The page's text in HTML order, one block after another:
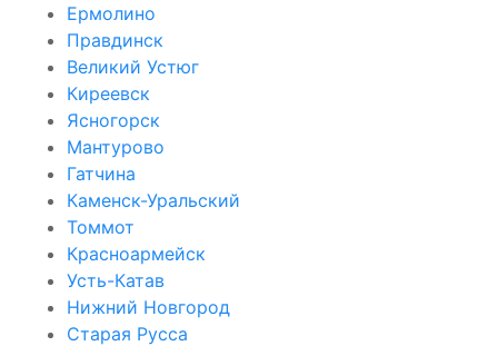
Ермолино
Правдинск
Великий Устюг
Киреевск
Ясногорск
Мантурово
Гатчина
Каменск-Уральский
Томмот
Красноармейск
Усть-Катав
Нижний Новгород
Старая Русса